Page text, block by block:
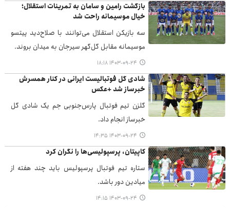
بازگشت رامین و سامان به تمرینات استقلال؛
خیال موسیمانه راحت شد
سه بازیکن استقلال می‌توانند با صلاح‌دید پیتسو
موسیمانه مقابل گل‌گهر سیرجان به میدان بروند.
۱۴۰۳-۰۹-۲۴ ۱۸:۱۸
شادی گل فوتبالیست ایرانی در کنار همسرش
خبرساز شد +عکس
گلزن تیم فوتبال پارس‌جنوبی جم یک شادی گل
خبرساز انجام داد.
۱۴۰۳-۰۹-۲۴ ۱۴:۳۵
کاپیتان، پرسپولیسی‌ها را نگران کرد
ستاره تیم فوتبال پرسپولیس باید چند هفته از
میادین دور باشد.
۱۴۰۳-۰۹-۲۴ ۱۴:۱۵